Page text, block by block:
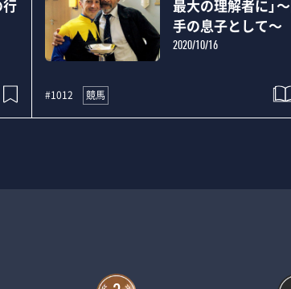
行
最大の理解者に」
手の息子として～
2020/10/16
#1012 競馬